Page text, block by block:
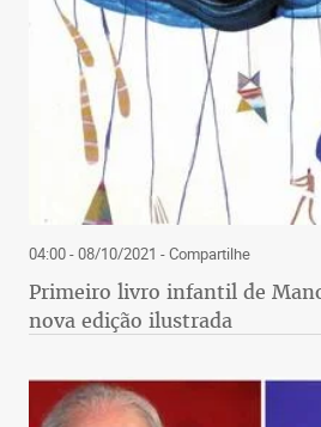
04:00 - 08/10/2021 - Compartilhe
Primeiro livro infantil de
nova edição ilustrada